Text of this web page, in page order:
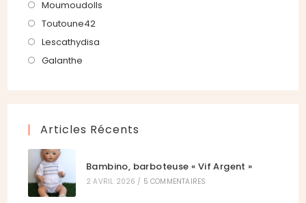
dans
un
nouvel
Moumoudolls
Toutoune42S’ouvre
dans
Lescathydisa
Galanthe
onglet
Articles Récents
Bambino, barboteuse « Vif Argent »
2 AVRIL 2026 / 5 COMMENTAIRES